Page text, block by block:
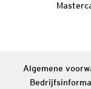
Algemene